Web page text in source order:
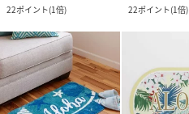
22ポイント(1倍)
22ポイント(1倍)